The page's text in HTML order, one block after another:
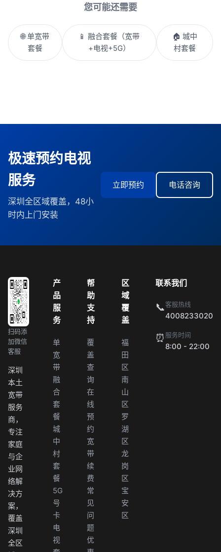
您可能还需要
🌐 单宽带
套餐
📱 融合套餐（宽带
+电视+5G）
🏠 城中
村套餐
极速预约电视
服务
深圳全区域覆盖，48小
时内上门安装
立即预约 电话咨询
扫码添
加微信
客服
深圳
本土
宽带
服务
商，
专注
家庭
与企
业网
络解
决方
案，
覆盖
深圳
全区
产
品
服
务
单
宽
带
融
合
套
餐
城
中
村
套
餐
5G
号
卡
电
视
帮
助
支
持
覆
盖
查
询
在
线
预
约
宽
带
续
费
常
见
问
题
优
区
域
覆
盖
福
田
区
南
山
区
罗
湖
区
龙
岗
区
宝
安
区
联系我们
📞客服热线
4008233020
⏰ 服务时间
8:00 - 22:00